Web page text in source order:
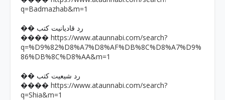
q=Badmazhab&m=1
�� رد قادیانیت کتب
���� https://www.ataunnabi.com/search?
q=%D9%82%D8%A7%D8%AF%DB%8C%D8%A7%D9%
86%DB%8C%D8%AA&m=1
�� رد شیعیت کتب
���� https://www.ataunnabi.com/search?
q=Shia&m=1